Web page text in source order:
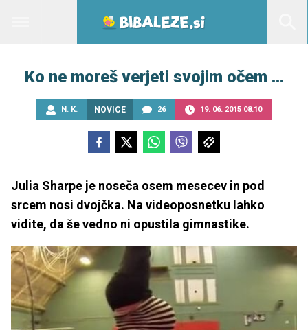
Ko ne moreš verjeti svojim očem …
N. K. NOVICE 26 19. 06. 2015 08.10
Julia Sharpe je noseča osem mesecev in pod
srcem nosi dvojčka. Na videoposnetku lahko
vidite, da še vedno ni opustila gimnastike.